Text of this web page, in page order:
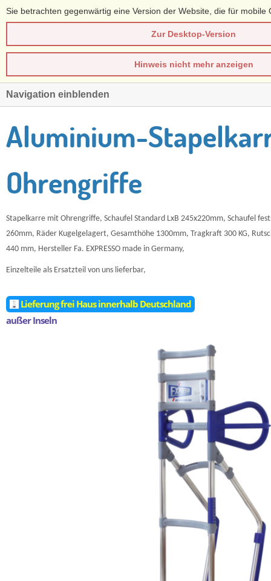
Sie betrachten gegenwärtig eine Version der Website, die für mobile
Zur Desktop-Version
Hinweis nicht mehr anzeigen
Navigation einblenden
Aluminium-
Ohrengriffe
Stapelkarre mit Ohrengriffe, Schaufel Standard LxB 245x220mm, Schaufel
260mm, Räder Kugelgelagert, Gesamthöhe 1300mm, Tragkraft 300 KG,
440 mm, Hersteller Fa. EXPRESSO made in Germany,
Einzelteile als Ersatzteil von uns lieferbar,
Lieferung frei Haus innerhalb Deutschland
außer Inseln